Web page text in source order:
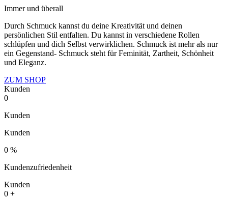
Immer und überall
Durch Schmuck kannst du deine Kreativität und deinen
persönlichen Stil entfalten. Du kannst in verschiedene Rollen
schlüpfen und dich Selbst verwirklichen. Schmuck ist mehr als nur
ein Gegenstand- Schmuck steht für Feminität, Zartheit, Schönheit
und Eleganz.
ZUM SHOP
Kunden
0
Kunden
Kunden
0 %
Kundenzufriedenheit
Kunden
0 +